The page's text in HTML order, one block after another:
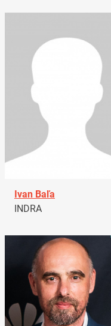
Ivan Baľa
INDRA